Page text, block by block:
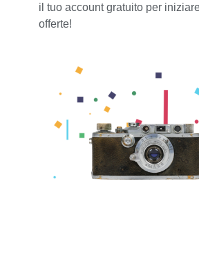
il tuo account gratuito per
offerte!